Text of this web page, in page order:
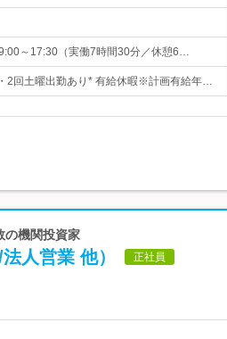
～17:30（実働7時間30分／休憩6…
2回土曜出勤あり* 有給休暇※計画有給年…
の機関投資家
人営業 他） 正社員